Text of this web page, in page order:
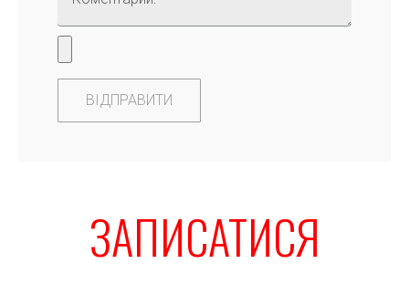
ЗАПИСАТИСЯ
ВІДПРАВИТИ